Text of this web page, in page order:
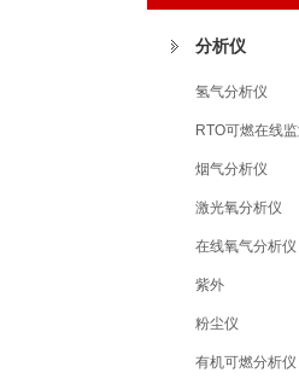
分析仪
氢气分析仪
RTO可燃在线
烟气分析仪
激光氧分析仪
在线氧气分析仪
紫外
粉尘仪
有机可燃分析仪